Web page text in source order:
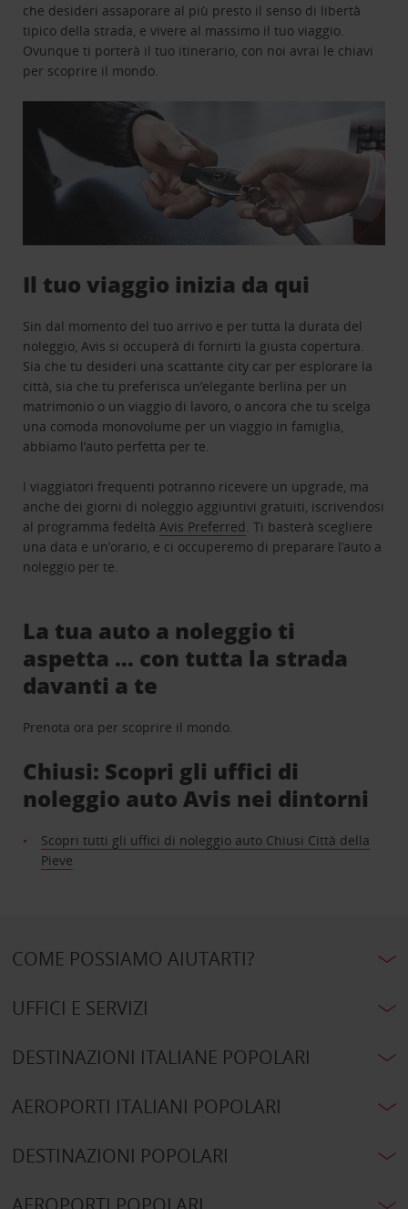
che desideri assaporare al più presto il senso di libertà
tipico della strada, e vivere al massimo il tuo viaggio.
Ovunque ti porterà il tuo itinerario, con noi avrai le chiavi
per scoprire il mondo.
Il tuo viaggio inizia da qui
Sin dal momento del tuo arrivo e per tutta la durata del
noleggio, Avis si occuperà di fornirti la giusta copertura.
Sia che tu desideri una scattante city car per esplorare la
città, sia che tu preferisca un’elegante berlina per un
matrimonio o un viaggio di lavoro, o ancora che tu scelga
una comoda monovolume per un viaggio in famiglia,
abbiamo l’auto perfetta per te.
I viaggiatori frequenti potranno ricevere un upgrade, ma
anche dei giorni di noleggio aggiuntivi gratuiti, iscrivendosi
al programma fedeltàAvis Preferred. Ti basterà scegliere
una data e un’orario, e ci occuperemo di preparare l’auto a
noleggio per te.
La tua auto a noleggio ti
aspetta … con tutta la strada
davanti a te
Prenota ora per scoprire il mondo.
Chiusi: Scopri gli uffici di
noleggio auto Avis nei dintorni
Scopri tutti gli uffici di noleggio auto Chiusi Città della
Pieve
COME POSSIAMO AIUTARTI?
UFFICI E SERVIZI
DESTINAZIONI ITALIANE POPOLARI
AEROPORTI ITALIANI POPOLARI
DESTINAZIONI POPOLARI